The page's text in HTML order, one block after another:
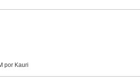
por Kauri